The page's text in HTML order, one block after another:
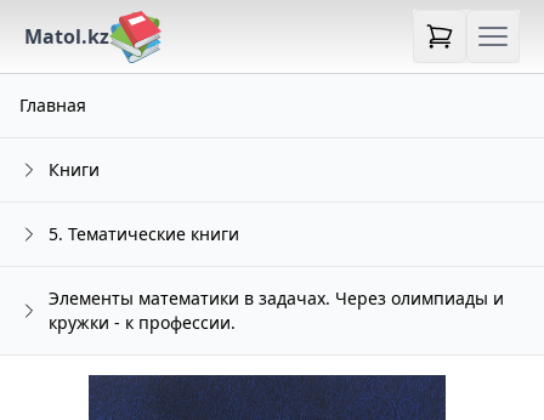
Matol.kz
Главная
Книги
5. Тематические книги
Элементы математики в задачах. Через олимпиады и
кружки - к профессии.